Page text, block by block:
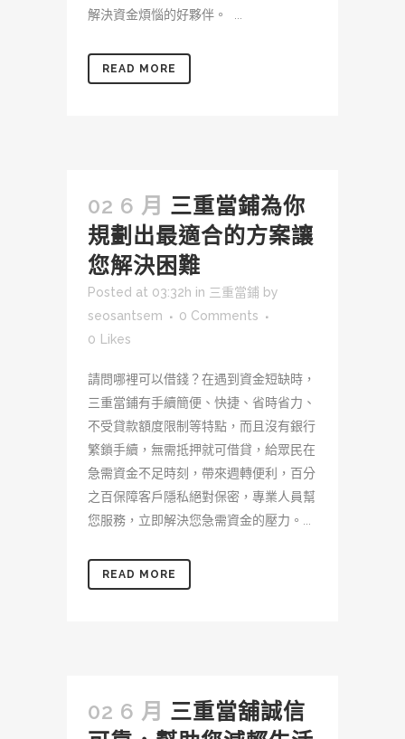
解決資金煩惱的好夥伴。 ...
READ MORE
02 6 月 三重當鋪為你
規劃出最適合的方案讓
您解決困難
Posted at 03:32h in 三重當鋪 by
seosantsem
0 Comments
0 Likes
請問哪裡可以借錢？在遇到資金短缺時，
三重當鋪有手續簡便、快捷、省時省力、
不受貸款額度限制等特點，而且沒有銀行
繁鎖手續，無需抵押就可借貸，給眾民在
急需資金不足時刻，帶來週轉便利，百分
之百保障客戶隱私絕對保密，專業人員幫
您服務，立即解決您急需資金的壓力。...
READ MORE
02 6 月 三重當舖誠信